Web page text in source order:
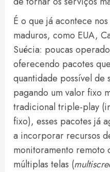
É o que já acontece
maduros, como EUA,
Suécia: poucas
oferecendo pacotes
quantidade possível de
pagando um valor fixo
tradicional triple-play
fixo), esses pacotes já
a incorporar recursos
monitoramento remoto
múltiplas telas (